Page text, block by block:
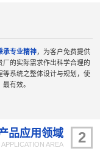
承专业精神，为客户免费提供
厂的实际需求作出科学合理的
等系统之整体设计与规划，使
有效。
2
品应用领域
APPLICATION AREA